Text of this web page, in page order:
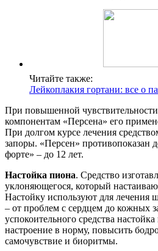
Читайте также:
Лейкоплакия гортани: все о
При повышенной
компонентам «Персена» его
При долгом курсе лечения
запоры. «Персен» противопоказан
форте» – до 12 лет.
Настойка пиона. Средство
уклоняющегося, который
Настойку используют для лечения
– от проблем с сердцем до кожных
успокоительного средства
настроение в норму, повысить
самочувствие и биоритмы.